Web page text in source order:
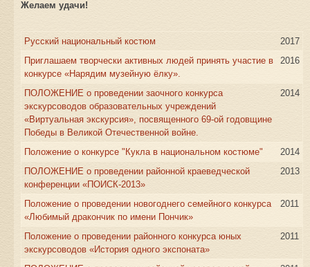
Желаем удачи!
Русский национальный костюм
2017
Приглашаем творчески активных людей принять участие в
конкурсе «Нарядим музейную ёлку».
2016
ПОЛОЖЕНИЕ о проведении заочного конкурса
экскурсоводов образовательных учреждений
«Виртуальная экскурсия», посвященного 69-ой годовщине
Победы в Великой Отечественной войне.
2014
Положение о конкурсе "Кукла в национальном костюме"
2014
ПОЛОЖЕНИЕ о проведении районной краеведческой
конференции «ПОИСК-2013»
2013
Положение о проведении новогоднего семейного конкурса
«Любимый дракончик по имени Пончик»
2011
Положение о проведении районного конкурса юных
экскурсоводов «История одного экспоната»
2011